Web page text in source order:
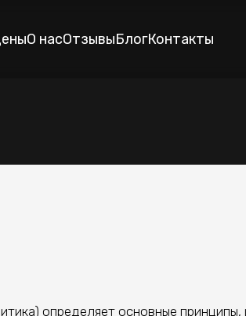
О насОтзывыБлогКонтакты
определяет основные принципы,